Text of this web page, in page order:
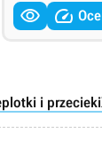
 
plotki i przecieki